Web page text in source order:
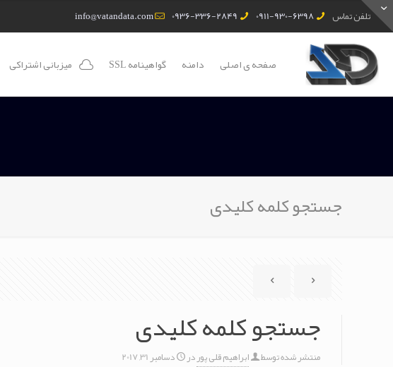
تلفن تماس 0911-930-6398
0936-336-2849
info@vatandata.com
صفحه ی اصلی دامنه گواهینامه SSL میزبانی اشتراکی
جستجو کلمه کلیدی
جستجو کلمه کلیدی
منتشر شده توسط ابراهیم قلی پوردر دسامبر 31, 2017